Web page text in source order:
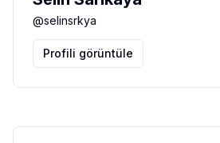
@selinsrkya
Profili görüntüle